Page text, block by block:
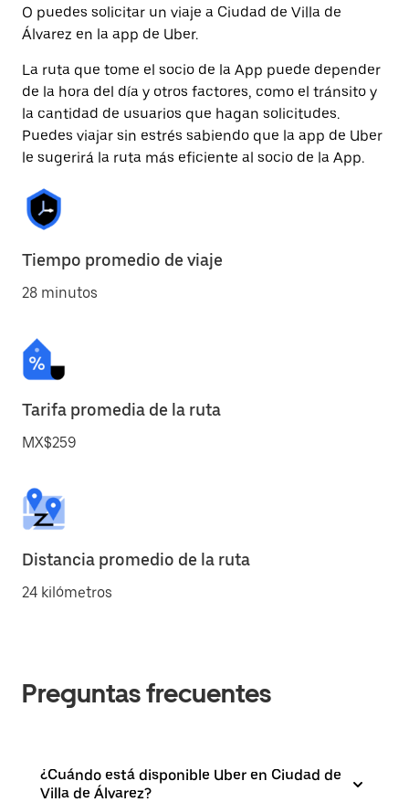
O puedes solicitar un viaje a Ciudad de Villa de
Álvarez en la app de Uber.
La ruta que tome el socio de la App puede depender
de la hora del día y otros factores, como el tránsito y
la cantidad de usuarios que hagan solicitudes.
Puedes viajar sin estrés sabiendo que la app de Uber
le sugerirá la ruta más eficiente al socio de la App.
Tiempo promedio de viaje
28 minutos
Tarifa promedia de la ruta
MX$259
Distancia promedio de la ruta
24 kilómetros
Preguntas frecuentes
¿Cuándo está disponible Uber en Ciudad de
Villa de Álvarez?